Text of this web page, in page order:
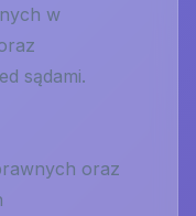
w
sądami.
oraz